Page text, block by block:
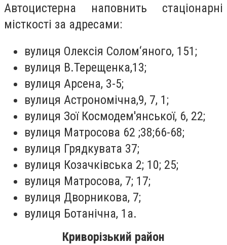
Автоцистерна наповнить стаціонарні
місткості за адресами:
вулиця Олексія Солом‘яного, 151;
вулиця В.Терещенка,13;
вулиця Арсена, 3-5;
вулиця Астрономічна,9, 7, 1;
вулиця Зої Космодем'янської, 6, 22;
вулиця Матросова 62 ;38;66-68;
вулиця Грядкувата 37;
вулиця Козачківська 2; 10; 25;
вулиця Матросова, 7; 17;
вулиця Дворникова, 7;
вулиця Ботанічна, 1а.
Криворізький район